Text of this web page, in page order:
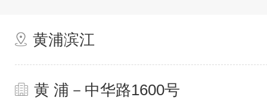
黄浦滨江
黄 浦－中华路1600号